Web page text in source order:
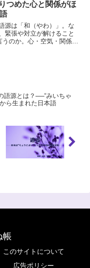
つめた心と関係がほ
源は「和（やわ）」。な
緊張や対立が解けること
うのか。心・空気・関係が
語源とは？──“みいちゃ
ら生まれた日本語
帳
このサイトについて
広告ポリシー